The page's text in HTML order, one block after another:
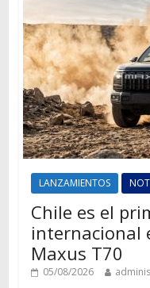
LANZAMIENTOS
Chile es el
internacional
Maxus T70
05/08/2026